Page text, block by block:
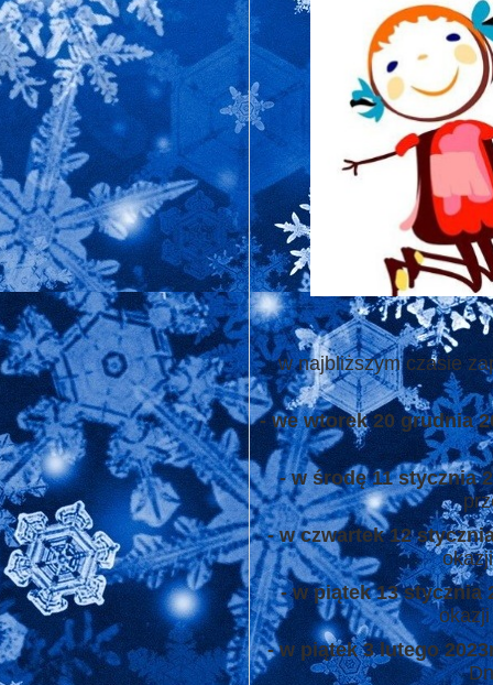
w najbliższym czasie
- we wtorek 20 grudnia
- w środę 11 stycznia
- w czwartek 12
- w piątek 13 stycznia
- w piątek 3 lutego